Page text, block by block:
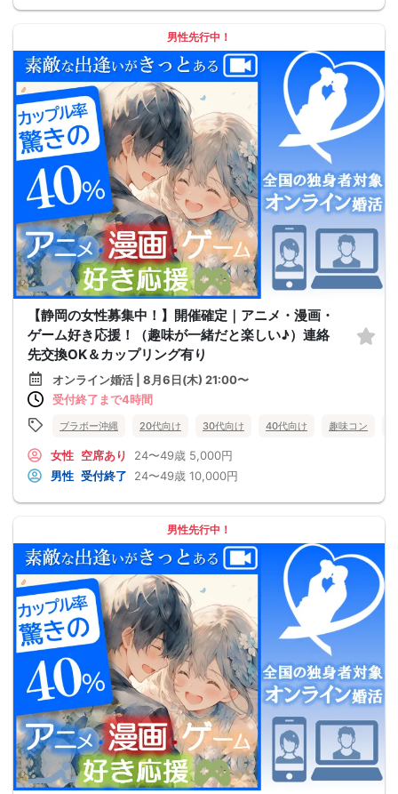
男性先行中！
【静岡の女性募集中！】開催確定｜アニメ・漫画・
ゲーム好き応援！（趣味が一緒だと楽しい♪）連絡
先交換OK＆カップリング有り
オンライン婚活 | 8月6日(木) 21:00〜
受付終了まで4時間
ブラボー沖縄 20代向け 30代向け 40代向け 趣味コン
女性 空席あり 24〜49歳 5,000円
男性 受付終了 24〜49歳 10,000円
男性先行中！